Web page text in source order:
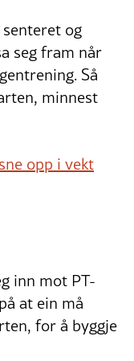
og
seg fram når
Så
minnest
opp i vekt
inn mot PT-
at ein må
for å byggje